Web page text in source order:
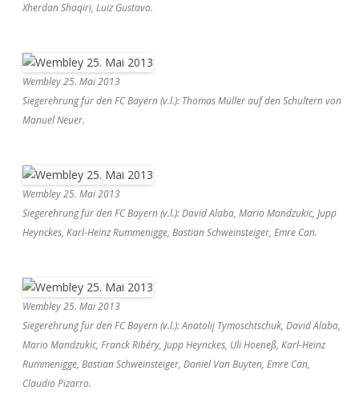
Xherdan Shaqiri, Luiz Gustavo.
Wembley 25. Mai 2013
Siegerehrung für den FC Bayern (v.l.): Thomas Müller auf den Schultern von
Manuel Neuer.
Wembley 25. Mai 2013
Siegerehrung für den FC Bayern (v.l.): David Alaba, Mario Mandzukic, Jupp
Heynckes, Karl-Heinz Rummenigge, Bastian Schweinsteiger, Emre Can.
Wembley 25. Mai 2013
Siegerehrung für den FC Bayern (v.l.): Anatolij Tymoschtschuk, David Alaba,
Mario Mandzukic, Franck Ribéry, Jupp Heynckes, Uli Hoeneß, Karl-Heinz
Rummenigge, Bastian Schweinsteiger, Daniel Van Buyten, Emre Can,
Claudio Pizarro.